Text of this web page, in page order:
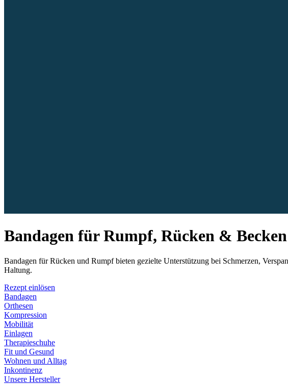
Bandagen für Rumpf, Rücken & Becken
Bandagen für Rücken und Rumpf bieten gezielte Unterstützung bei Schmerzen,
Haltung.
Rezept einlösen
Bandagen
Orthesen
Kompression
Mobilität
Einlagen
Therapieschuhe
Fit und Gesund
Wohnen und Alltag
Inkontinenz
Unsere Hersteller